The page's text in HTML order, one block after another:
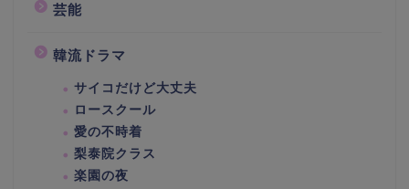
芸能
韓流ドラマ
サイコだけど大丈夫
ロースクール
愛の不時着
梨泰院クラス
楽園の夜